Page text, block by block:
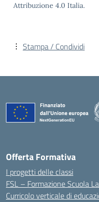
Attribuzione 4.0 Italia.
Stampa / Condividi
Offerta Formativa
I progetti delle classi
FSL – Formazione Scuola
Curricolo verticale di